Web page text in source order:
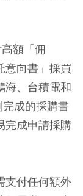
額「佣
意向書」採買
海、台積電和
完成的採購書
完成申請採購
支付任何額外